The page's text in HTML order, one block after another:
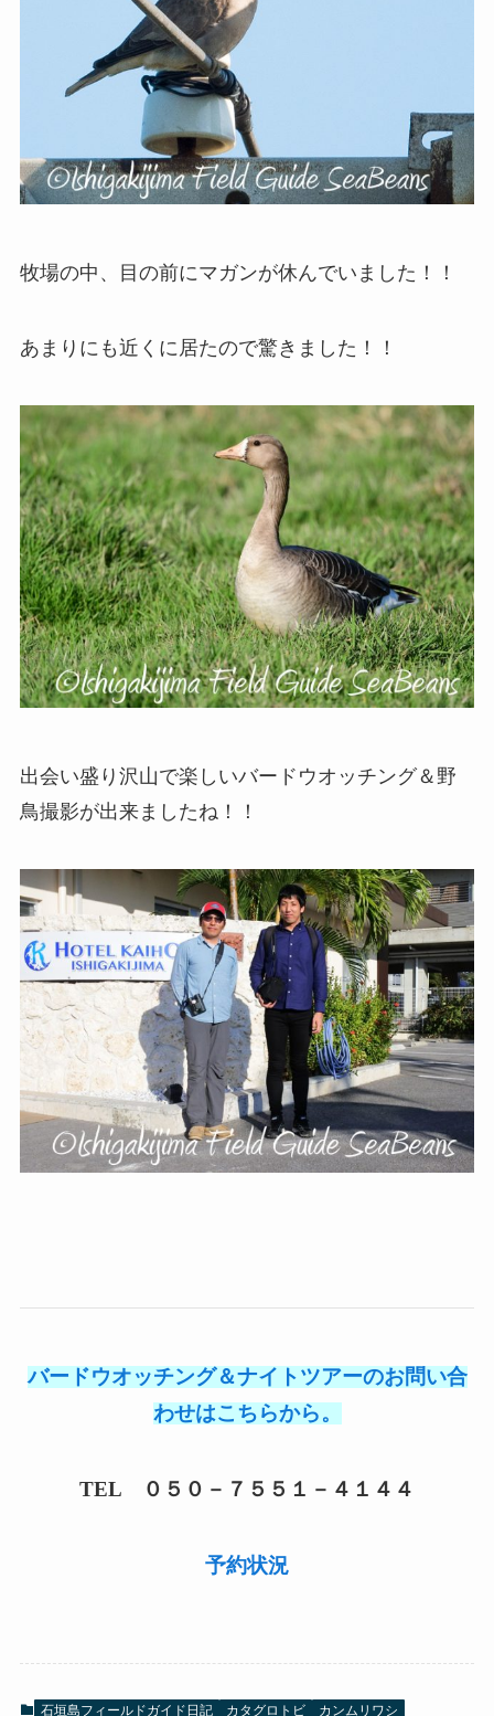
牧場の中、目の前にマガンが休んでいました！！
あまりにも近くに居たので驚きました！！
出会い盛り沢山で楽しいバードウオッチング＆野
鳥撮影が出来ましたね！！
バードウオッチング＆ナイトツアーのお問い合
わせはこちらから。
TEL ０５０－７５５１－４１４４
予約状況
石垣島フィールドガイド日記 カタグロトビ カンムリワシ